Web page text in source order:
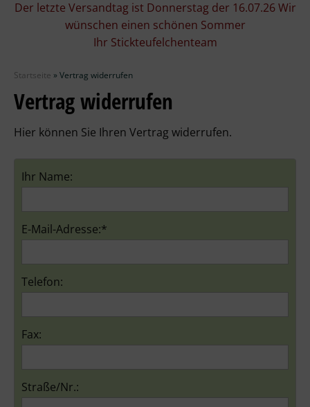
Mill Hill Beads
Stricknadeln
Knüpfpackungen
Der letzte Versandtag ist Donnerstag der 16.07.26 Wir
wünschen einen schönen Sommer
Ihr Stickteufelchenteam
Startseite »Vertrag widerrufen
Vertrag widerrufen
Hier können Sie Ihren Vertrag widerrufen.
Ihr Name:
E-Mail-Adresse:*
Telefon:
Fax:
Straße/Nr.: